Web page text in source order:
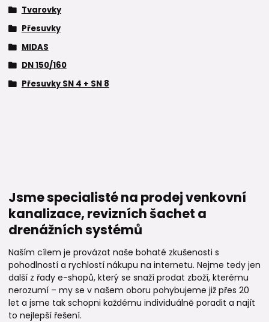
Tvarovky
Přesuvky
MIDAS
DN 150/160
Přesuvky SN 4 + SN 8
Jsme specialisté na prodej venkovní
kanalizace, revizních šachet a
drenážních systémů
Naším cílem je provázat naše bohaté zkušenosti s
pohodlností a rychlostí nákupu na internetu. Nejme tedy jen
další z řady e-shopů, který se snaží prodat zboží, kterému
nerozumí – my se v našem oboru pohybujeme již přes 20
let a jsme tak schopni každému individuálně poradit a najít
to nejlepší řešení.